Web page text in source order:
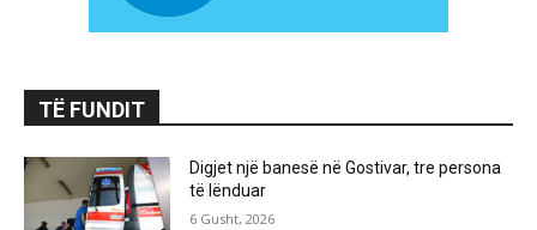
TË FUNDIT
Digjet një banesë në Gostivar, tre persona
të lënduar
6 Gusht, 2026